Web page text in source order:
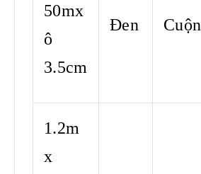
50mx
ô
3.5cm
Đen Cuộn
1.2m
x